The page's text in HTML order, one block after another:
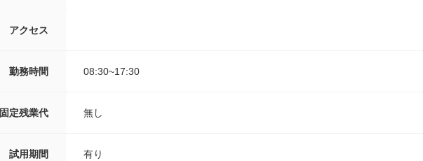
アクセス
勤務時間 08:30~17:30
固定残業代 無し
試用期間
有り